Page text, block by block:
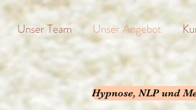
Unser Team Unser Angebot
Hypnose, NLP und